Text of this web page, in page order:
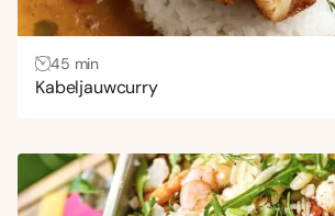
45 min
Kabeljauwcurry